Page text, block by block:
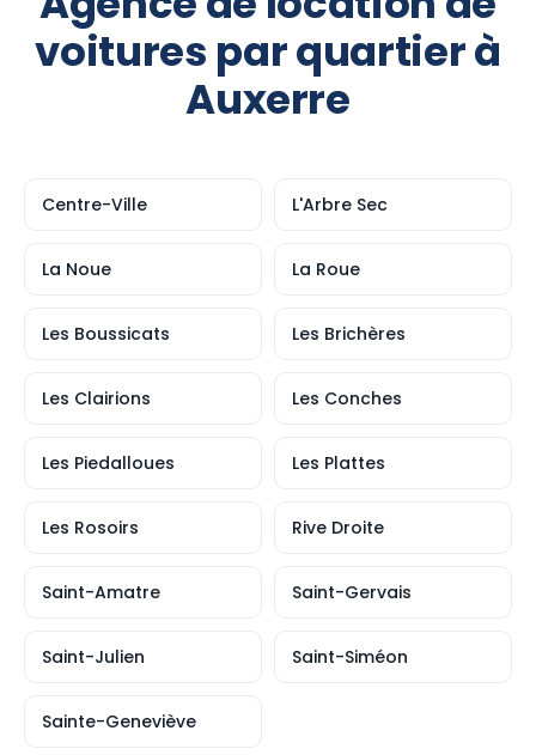
voitures par quartier à
Auxerre
Centre-Ville L'Arbre Sec
La Noue La Roue
Les Boussicats Les Brichères
Les Clairions Les Conches
Les Piedalloues Les Plattes
Les Rosoirs Rive Droite
Saint-Amatre Saint-Gervais
Saint-Julien Saint-Siméon
Sainte-Geneviève